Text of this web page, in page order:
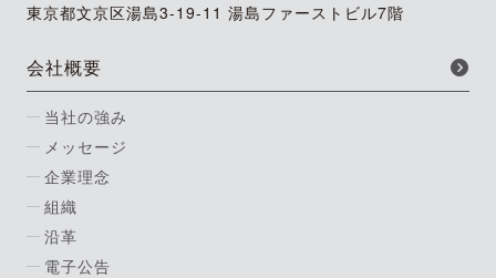
東京都文京区湯島3-19-11 湯島ファーストビル7階
会社概要
当社の強み
メッセージ
企業理念
組織
沿革
電子公告